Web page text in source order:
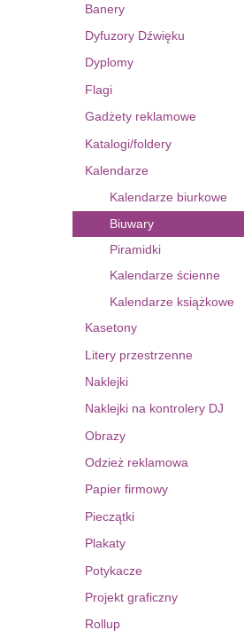
Banery
Dyfuzory Dźwięku
Dyplomy
Flagi
Gadżety reklamowe
Katalogi/foldery
Kalendarze
Kalendarze biurkowe
Biuwary
Piramidki
Kalendarze ścienne
Kalendarze książkowe
Kasetony
Litery przestrzenne
Naklejki
Naklejki na kontrolery DJ
Obrazy
Odzież reklamowa
Papier firmowy
Pieczątki
Plakaty
Potykacze
Projekt graficzny
Rollup